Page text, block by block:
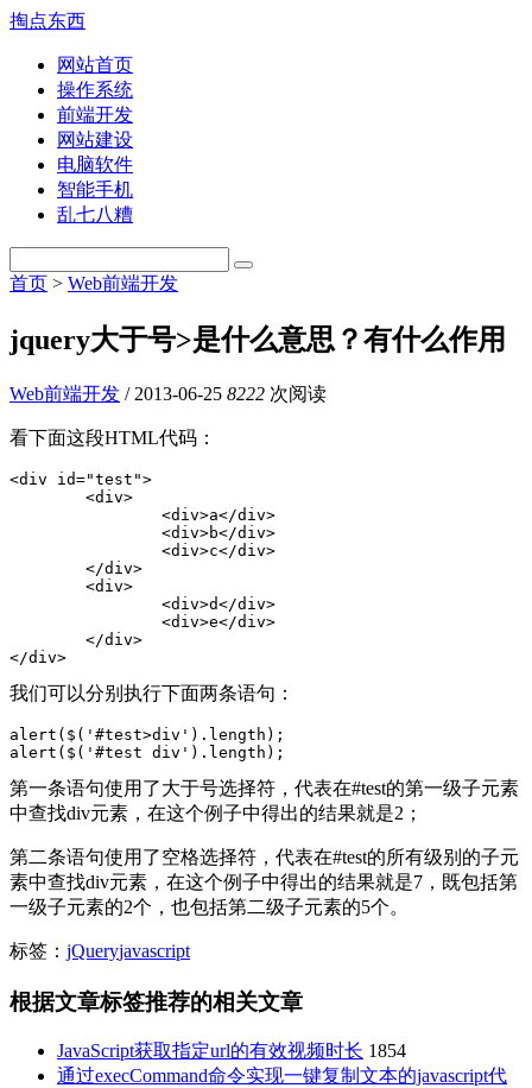
掏点东西
网站首页
操作系统
前端开发
网站建设
电脑软件
智能手机
乱七八糟
首页 > Web前端开发
jquery大于号>是什么意思？有什么作用
Web前端开发 / 2013-06-25 8222 次阅读
看下面这段HTML代码：
<div id="test">
</div>
我们可以分别执行下面两条语句：
alert($('#test>div').length);
alert($('#test div').length);
第一条语句使用了大于号选择符，代表在#test的第一级子元素
中查找div元素，在这个例子中得出的结果就是2；
第二条语句使用了空格选择符，代表在#test的所有级别的子元
素中查找div元素，在这个例子中得出的结果就是7，既包括第
一级子元素的2个，也包括第二级子元素的5个。
标签： jQueryjavascript
根据文章标签推荐的相关文章
JavaScript获取指定url的有效视频时长 1854
通过execCommand命令实现一键复制文本的javascript代